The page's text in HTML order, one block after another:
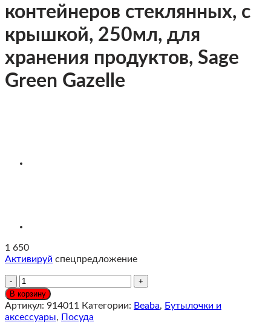
контейнеров стеклянных, с
крышкой, 250мл, для
хранения продуктов, Sage
Green Gazelle
1 650
Активируй спецпредложение
Количество
Beaba
Набор
из
В корзину
Артикул: 914011 Категории: Beaba, Бутылочки и
аксессуары, Посуда